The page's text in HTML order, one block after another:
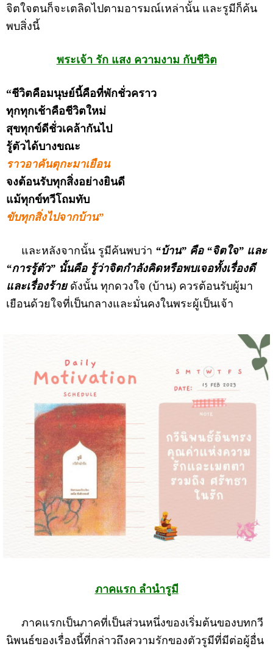
จิตใจตนก็จะเตลิดไปตามอารมณ์เหล่านั้น และรูมีก็ค้น
พบสิ่งนี้
พระเจ้า รัก แสง ความงาม กับชีวิต
“ชีวิตคือมนุษย์นี้คือที่พักชั่วคราว
ทุกทุกเช้าคือชีวิตใหม่
สุขทุกข์ดีชั่วเคล้ากันไป
รู้ตัวได้บางขณะ
ราวอาคันตุกะมาเยือน
จงต้อนรับทุกสิ่งอย่างยินดี
แม้ทุกข์ทวีโถมทับ
ขับทุกสิ่งไปจากบ้าน”
และหลังจากนั้น รูมีค้นพบว่า “บ้าน” คือ “จิตใจ” และ
“การรู้ตัว” นั้นคือ รู้ว่าจิตกำลังคิดหรือพบเจอทั้งเรื่องดี
และเรื่องร้าย ดังนั้น ทุกดวงใจ (บ้าน) ควรต้อนรับผู้มา
เยือนด้วยใจที่เป็นกลางและมั่นคงในพระผู้เป็นเจ้า
ภาคแรก ลำนำรูมี
ภาคแรกเป็นภาคที่เป็นส่วนหนึ่งของเริ่มต้นของบทกวี
นิพนธ์ของเรื่องนี้ที่กล่าวถึงความรักของตัวรูมีที่มีต่อผู้อื่น